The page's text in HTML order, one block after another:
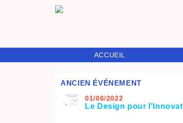
ACCUEIL
ANCIEN ÉVÉNEMENT
01/06/2022
Le Design pour